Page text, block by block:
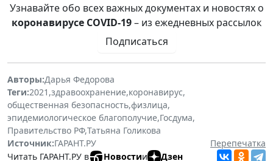
Узнавайте обо всех важных документах и новостях о
коронавирусе COVID-19– из ежедневных рассылок
Подписаться
Авторы:Дарья Федорова
Теги:2021 ,здравоохранение,коронавирус,
общественная безопасность,физлица,
эпидемиологическое благополучие,Госдума,
Правительство РФ,Татьяна Голикова
Источник:ГАРАНТ.РУ
Перепечатка
Читать ГАРАНТ.РУ в
Новостии Дзен